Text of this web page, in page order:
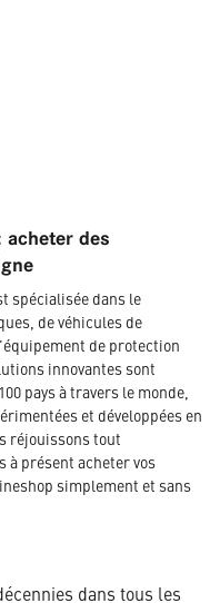
acheter des
spécialisée dans le
de véhicules de
de protection
innovantes sont
pays à travers le monde,
et développées en
réjouissons tout
à présent acheter vos
simplement et sans
dans tous les